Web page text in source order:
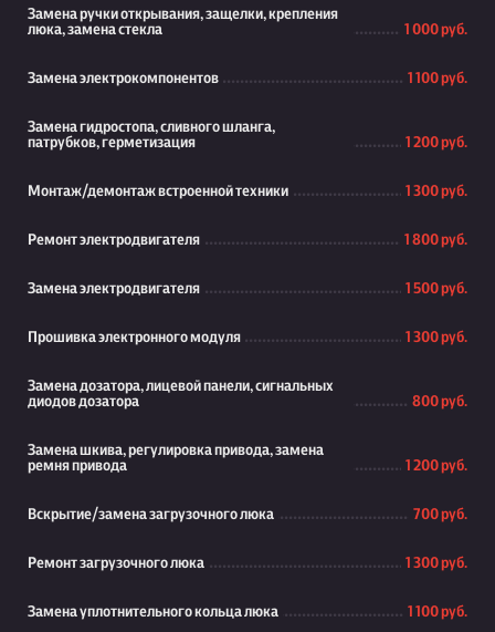
Замена ручки открывания, защелки, крепления
люка, замена стекла
1 000 руб.
Замена электрокомпонентов 1 100 руб.
Замена гидростопа, сливного шланга,
патрубков, герметизация
1 200 руб.
Монтаж/демонтаж встроенной техники 1 300 руб.
Ремонт электродвигателя 1 800 руб.
Замена электродвигателя 1 500 руб.
Прошивка электронного модуля 1 300 руб.
Замена дозатора, лицевой панели, сигнальных
диодов дозатора
800 руб.
Замена шкива, регулировка привода, замена
ремня привода
1 200 руб.
Вскрытие/замена загрузочного люка 700 руб.
Ремонт загрузочного люка 1 300 руб.
Замена уплотнительного кольца люка 1 100 руб.